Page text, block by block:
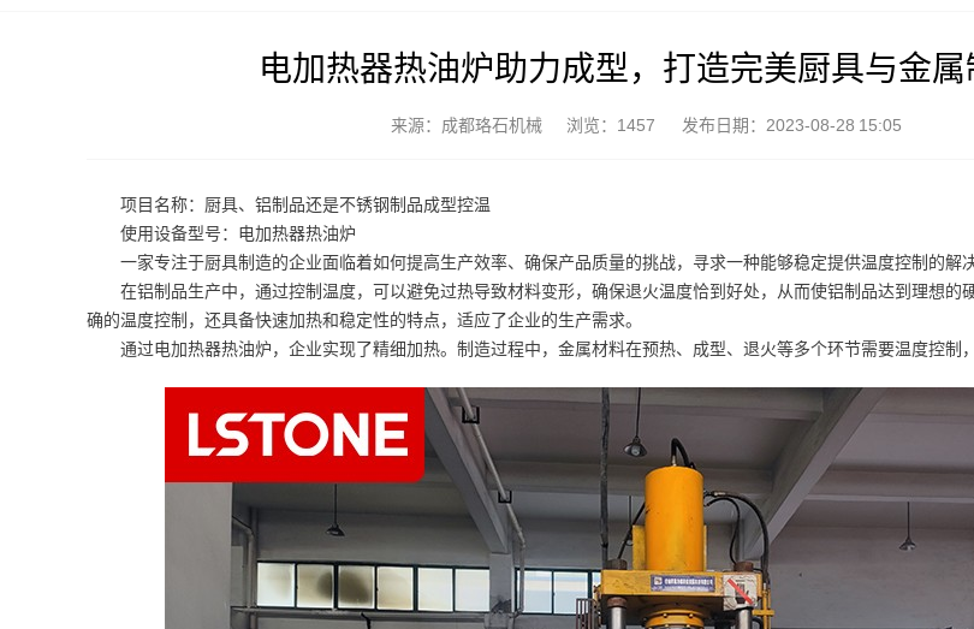
电加热器热油炉助力成型，打造完美厨具与金属
来源：成都珞石机械 浏览：1457 发布日期：2023-08-28 15:05
项目名称：厨具、铝制品还是不锈钢制品成型控温
使用设备型号：电加热器热油炉
一家专注于厨具制造的企业面临着如何提高生产效率、确保产品质量的挑战，寻求一种能够稳定提供温度控制的解决
在铝制品生产中，通过控制温度，可以避免过热导致材料变形，确保退火温度恰到好处，从而使铝制品达到理想的
确的温度控制，还具备快速加热和稳定性的特点，适应了企业的生产需求。
通过电加热器热油炉，企业实现了精细加热。制造过程中，金属材料在预热、成型、退火等多个环节需要温度控制